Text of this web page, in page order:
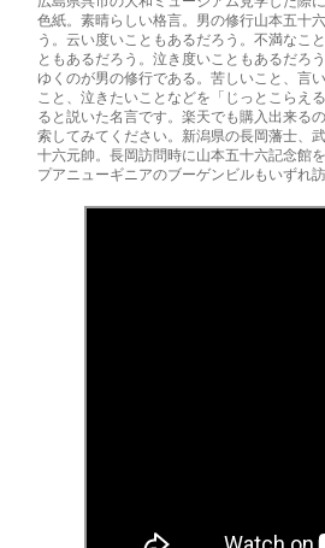
色紙。素晴らしい格言。男の修行山本五十
う。云い度いこともあるだろう。不満なこ
ともあるだろう。泣き度いこともあるだろ
ゆくのが男の修行である。苦しいこと、言
こと、泣きたいことなどを「じっとこらえ
ると説いた名言です。楽天でも購入出来る
索してみてください。新潟県の長岡藩士、
十六元帥。長岡訪問時に山本五十六記念館
プアニューギニアのブーゲンビルもいずれ訪